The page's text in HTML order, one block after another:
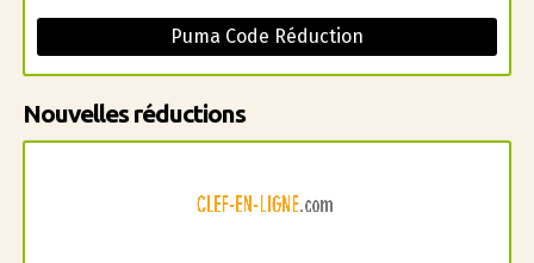
Puma Code Réduction
Nouvelles réductions